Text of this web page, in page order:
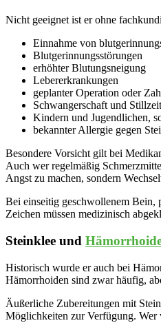
Nicht geeignet ist er ohne
Einnahme von
Blutgerinnungsstörungen
erhöhter Blutungsneigung
Lebererkrankungen
geplanter Operation oder
Schwangerschaft und Stillzeit
Kindern und Jugendlichen,
bekannter Allergie gegen
Besondere Vorsicht gilt bei
Auch wer regelmäßig
Angst zu machen, sondern
Bei einseitig geschwollenem Bein,
Zeichen müssen medizinisch
Steinklee und
Historisch wurde er auch bei
Hämorrhoiden sind zwar häufig,
Äußerliche Zubereitungen mit
Möglichkeiten zur Verfügung. Wer